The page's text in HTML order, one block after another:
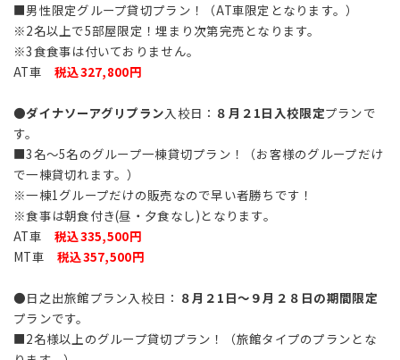
■男性限定グループ貸切プラン！（AT車限定となります。）
※2名以上で5部屋限定！埋まり次第完売となります。
※3食食事は付いておりません。
AT車税込327,800円
●ダイナソーアグリプラン入校日： ８月２1日入校限定プランで
す。
■3名～5名のグループ一棟貸切プラン！（お客様のグループだけ
で一棟貸切れます。）
※一棟1グループだけの販売なので早い者勝ちです！
※食事は朝食付き(昼・夕食なし)となります。
AT車税込335,500円
MT車税込357,500円
●日之出旅館プラン入校日： ８月２1日～９月２８日の期間限定
プランです。
■2名様以上のグループ貸切プラン！（旅館タイプのプランとな